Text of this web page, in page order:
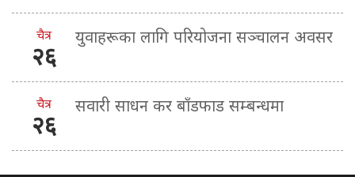
चैत्र
२६
युवाहरूका लागि परियोजना सञ्चालन अवसर
चैत्र
२६
सवारी साधन कर बाँडफाड सम्बन्धमा